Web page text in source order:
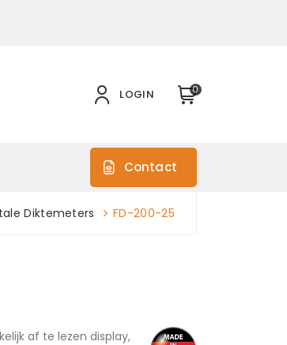
LOGIN 0
Contact
Diktemeters FD-200-25
af te lezen display,